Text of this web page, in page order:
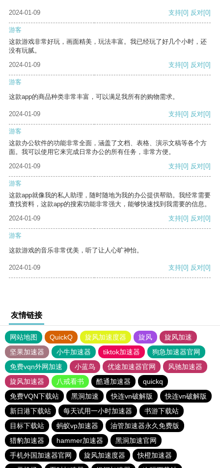
2024-01-09 支持[0] 反对[0]
游客
这款游戏非常好玩，画面精美，玩法丰富。我已经玩了好几个小时，还
没有玩腻。
2024-01-09
支持[0] 反对[0]
游客
这款app的商品种类非常丰富，可以满足我所有的购物需求。
2024-01-09 支持[0] 反对[0]
游客
这款办公软件的功能非常全面，涵盖了文档、表格、演示文稿等各个方
面。我可以使用它来完成日常办公的所有任务，非常方便。
2024-01-09
支持[0] 反对[0]
游客
这款app就像我的私人助理，随时随地为我的办公提供帮助。我经常需要
查找资料，这款app的搜索功能非常强大，能够快速找到我需要的信息。
2024-01-09
支持[0] 反对[0]
游客
这款游戏的音乐非常优美，听了让人心旷神怡。
2024-01-09 支持[0] 反对[0]
友情链接
网站地图 QuickQ 旋风加速度器 旋风
旋风加速
坚果加速器
小牛加速器 tiktok加速器
狗急加速器官网
免费vqn外网加速
小蓝鸟 优途加速器官网
风驰加速器
旋风加速器
八戒看书 酷通加速器
quickq
免费VQN下载站
黑洞加速 快连vn破解版
快连vn破解版
新日港下载站
每天试用一小时加速器
书游下载站
目标下载站
蚂蚁vp加速器
油管加速器永久免费版
猎豹加速器
hammer加速器
黑洞加速官网
手机外国加速器官网
旋风加速度器
快橙加速器